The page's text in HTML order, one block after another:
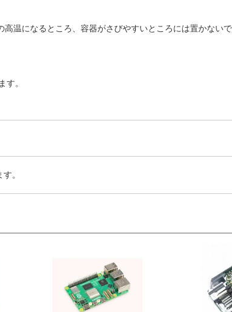
温になるところ、容器がさびやすいところには置かない
す。
。